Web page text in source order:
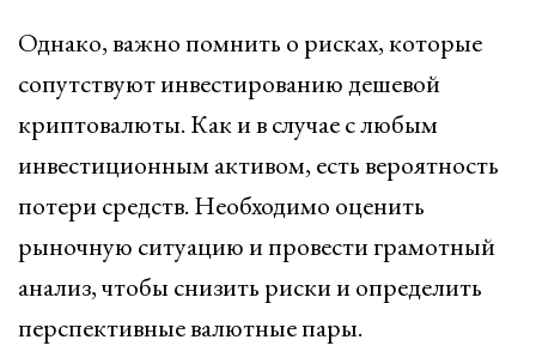
Однако, важно помнить о рисках, которые
сопутствуют инвестированию дешевой
криптовалюты. Как и в случае с любым
инвестиционным активом, есть вероятность
потери средств. Необходимо оценить
рыночную ситуацию и провести грамотный
анализ, чтобы снизить риски и определить
перспективные валютные пары.